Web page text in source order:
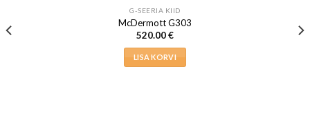
G-SEERIA KIID
McDermott G303
520.00€
LISA KORVI